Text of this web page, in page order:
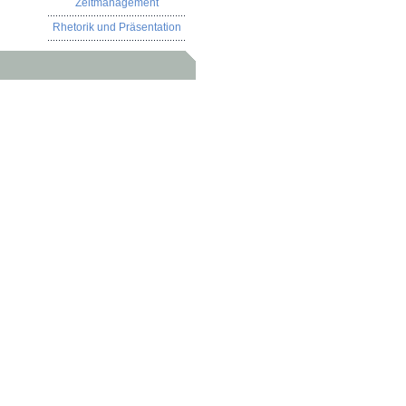
Zeitmanagement
Rhetorik und Präsentation